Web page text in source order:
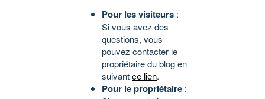
Pour les visiteurs :
Si vous avez des
questions, vous
pouvez contacter le
propriétaire du blog en
suivantce lien.
Pour le propriétaire :